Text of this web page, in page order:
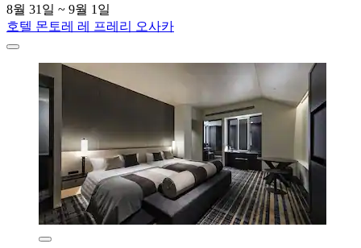
8월 31일 ~ 9월 1일
호텔 몬토레 레 프레리 오사카